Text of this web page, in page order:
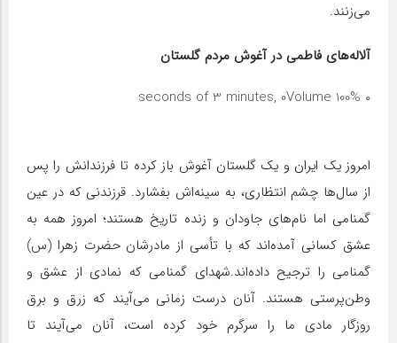
می‌زنند.
آلاله‌های فاطمی در آغوش مردم گلستان
۰ seconds of 3 minutes, 0 Volume 100%
امروز یک ایران و یک گلستان آغوش باز کرده تا فرزندانش را پس
از سال‌ها چشم انتظاری، به سینه‌اش بفشارد. قرزندنی که در عین
گمنامی اما نام‌های جاودان و زنده تاریخ هستند؛ امروز همه به
عشق کسانی آمده‌اند که با تأسی از مادرشان حضرت زهرا (س)
گمنامی را ترجیح داده‌اند.شهدای گمنامی که نمادی از عشق و
وطن‌پرستی هستند. آنان درست زمانی می‌آیند که زرق و برق
روزگار مادی ما را سرگرم خود کرده است، آنان می‌آیند تا